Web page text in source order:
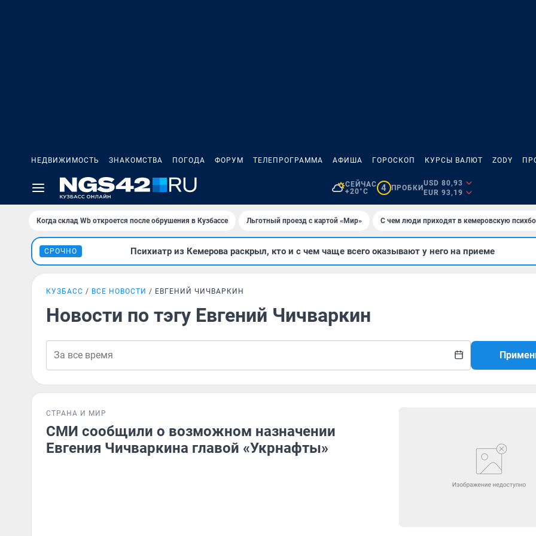
НЕДВИЖИМОСТЬ ЗНАКОМСТВА ПОГОДА ФОРУМ ТЕЛЕПРОГРАММА АФИША ГОРОСКОП КУРСЫ ВАЛЮТ ZODY
СЕЙЧАС
+20°C
4 ПРОБКИ
USD 80,93
EUR 93,19
Когда склад Wb откроется после обрушения в Кузбассе Льготный проезд с картой «Мир» С чем люди приходят в кемеровскую
СРОЧНО Психиатр из Кемерова раскрыл, кто и с чем чаще всего оказывают у него на приеме
КУЗБАСС ВСЕ НОВОСТИ ЕВГЕНИЙ ЧИЧВАРКИН
Новости по тэгу Евгений Чичваркин
СТРАНА И МИР
СМИ сообщили о возможном назначении
Евгения Чичваркина главой «Укрнафты»